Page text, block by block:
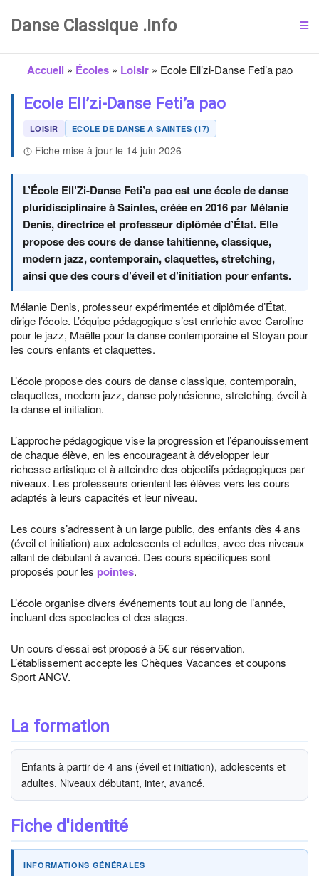
Danse Classique .info
Accueil » Écoles» Loisir» Ecole Ell’zi-Danse Feti’a pao
Ecole Ell’zi-Danse Feti’a pao
LOISIR ECOLE DE DANSE À SAINTES (17)
Fiche mise à jour le 14 juin 2026
L’École Ell’Zi-Danse Feti’a pao est une école de danse
pluridisciplinaire à Saintes, créée en 2016 par Mélanie
Denis, directrice et professeur diplômée d’État. Elle
propose des cours de danse tahitienne, classique,
modern jazz, contemporain, claquettes, stretching,
ainsi que des cours d’éveil et d’initiation pour enfants.
Mélanie Denis, professeur expérimentée et diplômée d’État,
dirige l’école. L’équipe pédagogique s’est enrichie avec Caroline
pour le jazz, Maëlle pour la danse contemporaine et Stoyan pour
les cours enfants et claquettes.
L’école propose des cours de danse classique, contemporain,
claquettes, modern jazz, danse polynésienne, stretching, éveil à
la danse et initiation.
L’approche pédagogique vise la progression et l’épanouissement
de chaque élève, en les encourageant à développer leur
richesse artistique et à atteindre des objectifs pédagogiques par
niveaux. Les professeurs orientent les élèves vers les cours
adaptés à leurs capacités et leur niveau.
Les cours s’adressent à un large public, des enfants dès 4 ans
(éveil et initiation) aux adolescents et adultes, avec des niveaux
allant de débutant à avancé. Des cours spécifiques sont
proposés pour les pointes.
L’école organise divers événements tout au long de l’année,
incluant des spectacles et des stages.
Un cours d’essai est proposé à 5€ sur réservation.
L’établissement accepte les Chèques Vacances et coupons
Sport ANCV.
La formation
Enfants à partir de 4 ans (éveil et initiation), adolescents et
adultes. Niveaux débutant, inter, avancé.
Fiche d'identité
INFORMATIONS GÉNÉRALES